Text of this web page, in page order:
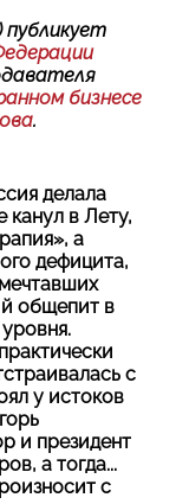
публикует
бизнесе
.
делала
в Лету,
а
дефицита,
общепит в
с
у истоков
и президент
а тогда...
с